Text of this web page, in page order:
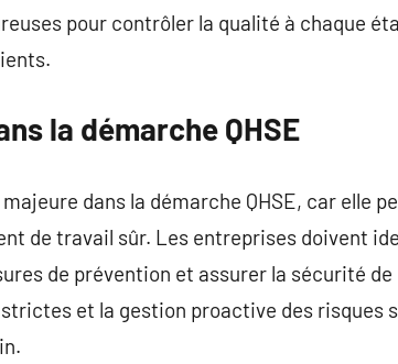
pour contrôler la qualité à chaque
la démarche QHSE
dans la démarche QHSE, car elle
de travail sûr. Les entreprises doivent
de prévention et assurer la sécurité
et la gestion proactive des risques